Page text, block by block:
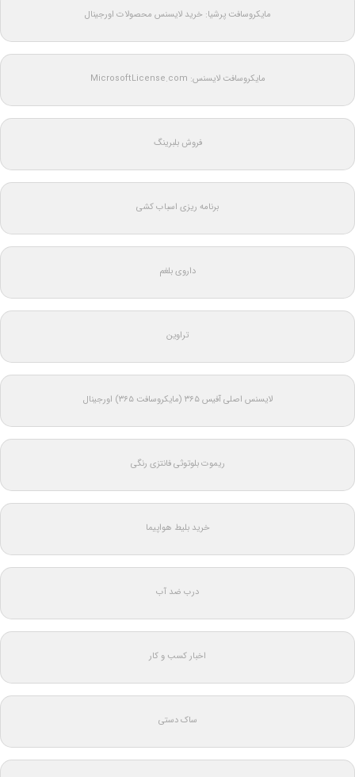
مایکروسافت پرشیا: خرید لایسنس محصولات اورجینال
مایکروسافت لایسنس: MicrosoftLicense.com
فروش بلبرینگ
برنامه ریزی اسباب کشی
داروی بلغم
تراوین
لایسنس اصلی آفیس ۳۶۵ (مایکروسافت ۳۶۵) اورجینال
ریموت بلوتوثی فانتزی رنگی
خرید بلیط هواپیما
درب ضد آب
اخبار کسب و کار
ساک دستی